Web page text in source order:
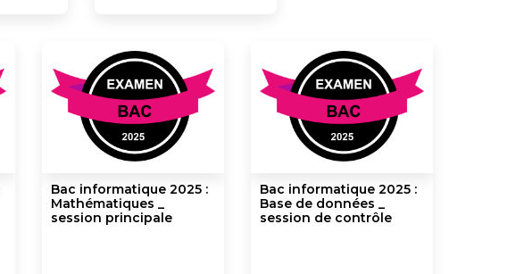
Bac informatique 2025 :
Mathématiques _
session principale
Bac informatique 2025 :
Base de données _
session de contrôle